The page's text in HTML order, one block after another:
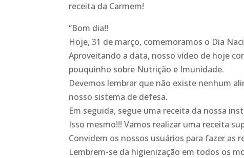
receita da Carmem!
“Bom dia!!
Hoje, 31 de março, comemoramos o Dia
Aproveitando a data, nosso vídeo de hoje
pouquinho sobre Nutrição e Imunidade.
Devemos lembrar que não existe nenhum
nosso sistema de defesa.
Em seguida, segue uma receita da nossa
Isso mesmo!!! Vamos realizar uma receita
Convidem os nossos usuários para fazer as
Lembrem-se da higienização em todos os